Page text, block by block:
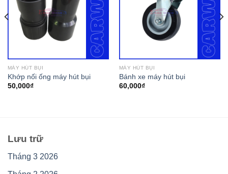
MÁY HÚT BỤI
Khớp nối ống máy hút bụi
50,000₫
MÁY HÚT BỤI
Bánh xe máy hút bụi
60,000₫
Lưu trữ
Tháng 3 2026